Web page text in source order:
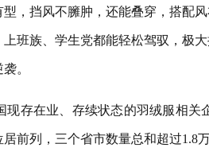
，挡风不臃肿，还能叠穿，搭配
班族、学生党都能轻松驾驭，极
。
存在业、存续状态的羽绒服相关
前列，三个省市数量总和超过1.8万